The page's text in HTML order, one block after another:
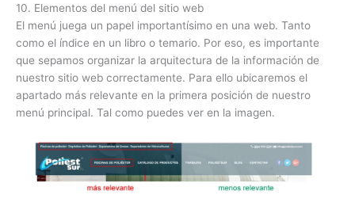
10. Elementos del menú del sitio web
El menú juega un papel importantísimo en una web. Tanto
como el índice en un libro o temario. Por eso, es importante
que sepamos organizar la arquitectura de la información de
nuestro sitio web correctamente. Para ello ubicaremos el
apartado más relevante en la primera posición de nuestro
menú principal. Tal como puedes ver en la imagen.